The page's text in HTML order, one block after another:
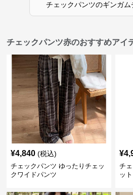
チェックパンツのギンガム
チェックパンツ赤のおすすめアイ
¥4,840 (税込)
チェックパンツ ゆったりチェッ
クワイドパンツ
¥
チ
ット